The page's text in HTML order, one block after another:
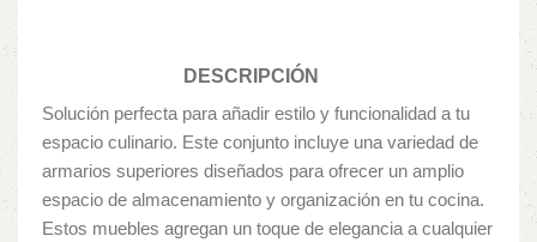
DESCRIPCIÓN
Solución perfecta para añadir estilo y funcionalidad a tu
espacio culinario. Este conjunto incluye una variedad de
armarios superiores diseñados para ofrecer un amplio
espacio de almacenamiento y organización en tu cocina.
Estos muebles agregan un toque de elegancia a cualquier